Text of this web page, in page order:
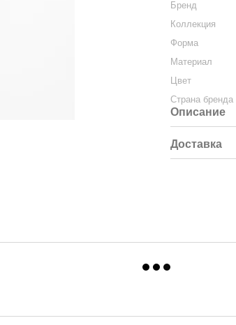
Бренд
Коллекция
Форма
Материал
Цвет
Страна бренда
Описание
Доставка